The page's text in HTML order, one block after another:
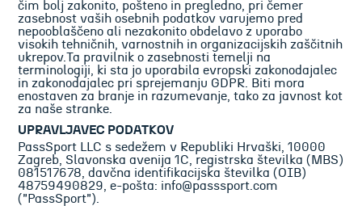
čim bolj zakonito, pošteno in pregledno, pri čemer
zasebnost vaših osebnih podatkov varujemo pred
nepooblaščeno ali nezakonito obdelavo z uporabo
visokih tehničnih, varnostnih in organizacijskih zaščitnih
ukrepov.Ta pravilnik o zasebnosti temelji na
terminologiji, ki sta jo uporabila evropski zakonodajalec
in zakonodajalec pri sprejemanju GDPR. Biti mora
enostaven za branje in razumevanje, tako za javnost kot
za naše stranke.
UPRAVLJAVEC PODATKOV
PassSport LLC s sedežem v Republiki Hrvaški, 10000
Zagreb, Slavonska avenija 1C, registrska številka (MBS)
081517678, davčna identifikacijska številka (OIB)
48759490829, e-pošta: info@passsport.com
("PassSport").